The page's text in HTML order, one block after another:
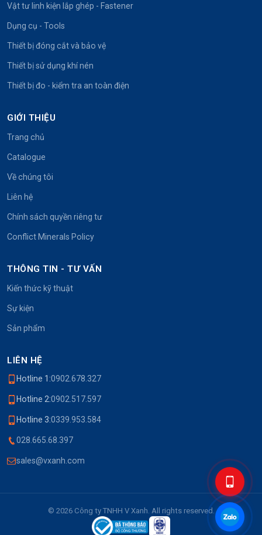
Vật tư linh kiện lắp ghép - Fastener
Dụng cụ - Tools
Thiết bị đóng cắt và bảo vệ
Thiết bị sử dụng khí nén
Thiết bị đo - kiểm tra an toàn điện
GIỚI THIỆU
Trang chủ
Catalogue
Về chúng tôi
Liên hệ
Chính sách quyền riêng tư
Conflict Minerals Policy
THÔNG TIN - TƯ VẤN
Kiến thức kỹ thuật
Sự kiện
Sản phẩm
LIÊN HỆ
Hotline 1:0902.678.327
Hotline 2:0902.517.597
Hotline 3:0339.953.584
028.665.68.397
sales@vxanh.com
© 2026 Công ty TNHH V Xanh. All rights reserved.